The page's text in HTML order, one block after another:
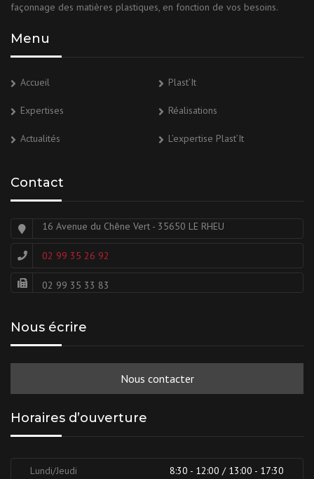
façonnage des matières plastiques, en fonction de vos besoins.
Menu
Accueil Plast’It
Expertises Réalisations
Actualités L’expertise Plast’It
Contact
16 Avenue du Chêne Vert - 35650 LE RHEU
02 99 35 26 92
02 99 35 33 83
Nous écrire
Nous contacter
Horaires d’ouverture
Lundi/Jeudi 8:30 - 12:00 / 13:00 - 17:30